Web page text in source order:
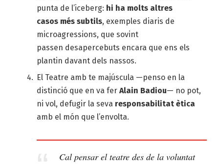
punta de l’iceberg: hi ha molts altres
casos més subtils, exemples diaris de
microagressions, que sovint
passen desapercebuts encara que ens els
plantin davant dels nassos.
El Teatre amb te majúscula —penso en la
distinció que en va fer Alain Badiou— no pot,
ni vol, defugir la seva responsabilitat ètica
amb el món que l’envolta.
Cal pensar el teatre des de la voluntat